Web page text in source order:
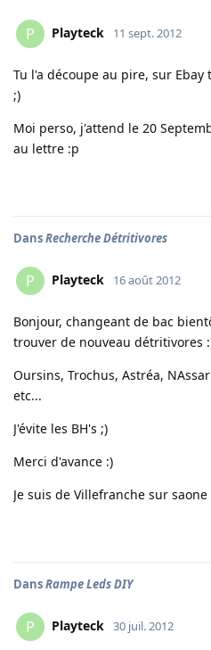
P Playteck 11 sept. 2012
Tu l'a découpe au pire, sur
;)
Moi perso, j'attend le 20
au lettre :p
DansRecherche Détritivores
P Playteck 16 août 2012
Bonjour, changeant de bac
trouver de nouveau détritivores
Oursins, Trochus, Astréa,
etc...
J'évite les BH's ;)
Merci d'avance :)
Je suis de Villefranche sur saone
DansRampe Leds DIY
P Playteck 30 juil. 2012